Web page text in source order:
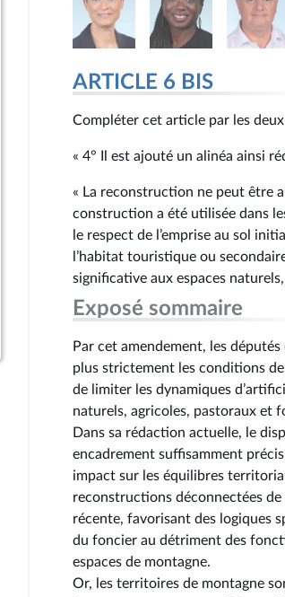
7 mai 2026
7 mai 2026
7 mai 2026
7 mai 2026
Date de dépôt
ARTICLE 6 BIS
Compléter cet article par les
« 4° Il est ajouté un alinéa ainsi
« La reconstruction ne peut être
construction a été utilisée dans
le respect de l’emprise au sol
l’habitat touristique ou
significative aux espaces
Exposé sommaire
Par cet amendement, les
plus strictement les conditions
de limiter les dynamiques
naturels, agricoles, pastoraux et
Dans sa rédaction actuelle, le
encadrement suffisamment
impact sur les équilibres
reconstructions déconnectées
récente, favorisant des logiques
du foncier au détriment des
espaces de montagne.
Or, les territoires de montagne